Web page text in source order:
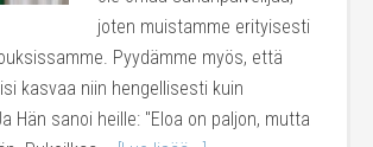
joten muistamme erityisesti
Pyydämme myös, että
kasvaa niin hengellisesti kuin
Hän sanoi heille: "Eloa on paljon, mutta